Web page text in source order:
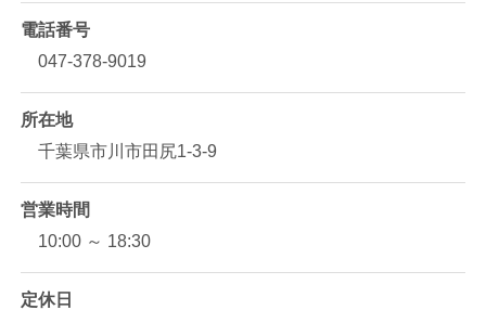
電話番号
047-378-9019
所在地
千葉県市川市田尻1-3-9
営業時間
10:00 ～ 18:30
定休日